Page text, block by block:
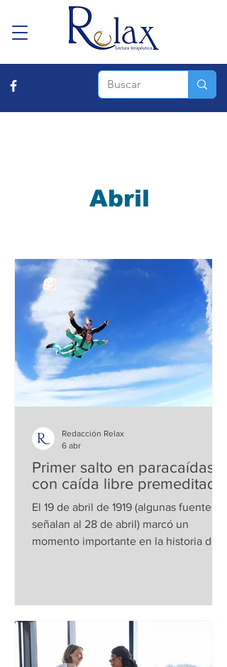
Abril
Primer salto en paracaídas,
con caída libre premeditada
El 19 de abril de 1919 (algunas fuentes
señalan al 28 de abril) marcó un
momento importante en la historia de la
paracaídas, con caída libre premeditada
, un hecho que transformó la forma en
la que los pilotos podían salvar sus
vidas en caso de emergencia. Antes de
Redacción Relax
6 abr